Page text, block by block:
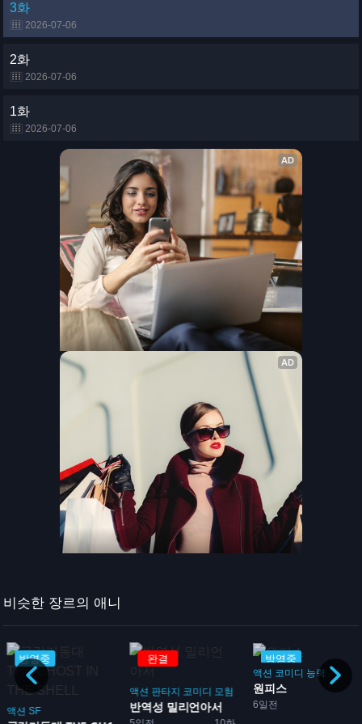
3화
2026-07-06
2화
2026-07-06
1화
2026-07-06
비슷한 장르의 애니
방영중
액션 SF
완결
액션 판타지 코미디 모험
반역성 밀리언아서
방영중
액션 코미디 능력
6일전
원피스